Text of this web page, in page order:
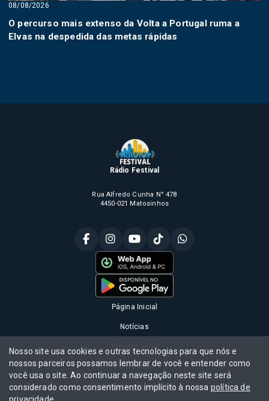
08/08/2026
O percurso mais extenso da Volta a Portugal ruma a
Elvas na despedida das metas rápidas
Rádio Festival
Rua Alfredo Cunha N° 478
4450-021 Matosinhos
Página Inicial
Notícias
Programação
Publicidade
Política de privacidade
Nosso site usa cookies e outras tecnologias para que nós e
nossos parceiros possamos lembrar de você e entender como
você usa o site. Ao continuar a navegação neste site será
considerado como consentimento implícito à nossa política de